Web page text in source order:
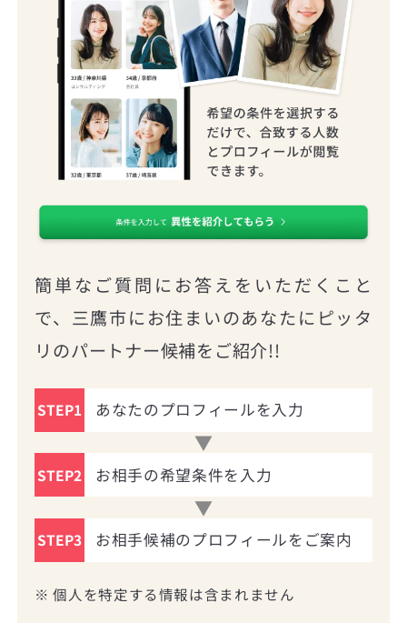
簡単なご質問にお答えをいただくこと
で、三鷹市にお住まいのあなたにピッタ
リのパートナー候補をご紹介!!
STEP1 あなたのプロフィールを入力
STEP2 お相手の希望条件を入力
STEP3 お相手候補のプロフィールをご案内
※ 個人を特定する情報は含まれません